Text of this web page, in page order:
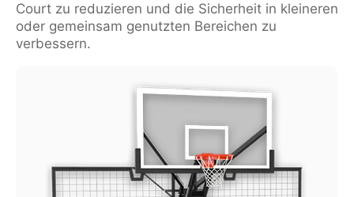
Court zu reduzieren und die Sicherheit in kleineren
oder gemeinsam genutzten Bereichen zu
verbessern.